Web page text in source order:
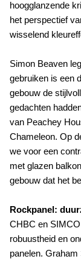
hoogglanzende
het perspectief
wisselend
Simon Beaven
gebruiken is een
gebouw de
gedachten
van Peachey
Chameleon. Op
we voor een
met glazen
gebouw dat het
Rockpanel:
CHBC en
robuustheid en
panelen.